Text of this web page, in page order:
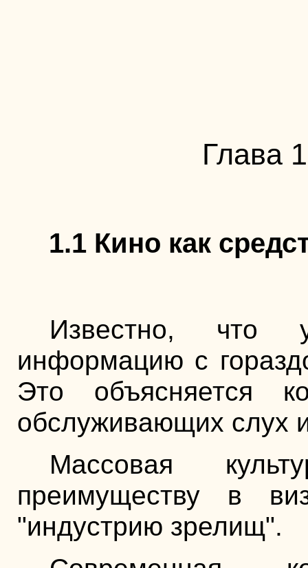
Глава
1.1 Кино как
Известно, что
информацию с
Это объясняется
обслуживающих слух
Массовая
преимуществу в
"индустрию зрелищ".